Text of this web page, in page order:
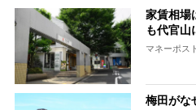
家賃相
も代官山
マネーポス
梅田が